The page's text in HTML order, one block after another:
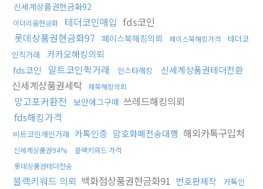
신세계상품권현금화92
이더리움현금화 테더코인매입 fds코인
롯데상품권현금화97 페이스북해킹의뢰 페이스북해킹가격
테더코
인직거래
카카오해킹의뢰
fds코인
알트코인퀵거래 인스타해킹 신세계상품권테더전환
신세계상품권세탁 페북해킹의뢰
망고포커환전 보안에그구매 쓰레드해킹의뢰
fds해킹가격
비트코인개인거래 카톡인증 암호화폐전송대행 해외카톡구입처
신세계상품권94%
블랙키워드 가격
롯데상품권테더전송
블랙키워드 의뢰 백화점상품권현금화91 번호판제작
카톡인